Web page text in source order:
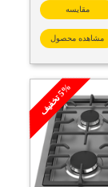
مقایسه
مشاهده محصول
5
%
ت
خ
ف
ی
ف